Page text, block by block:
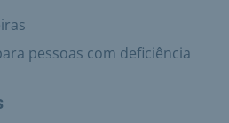
pessoas com deficiência